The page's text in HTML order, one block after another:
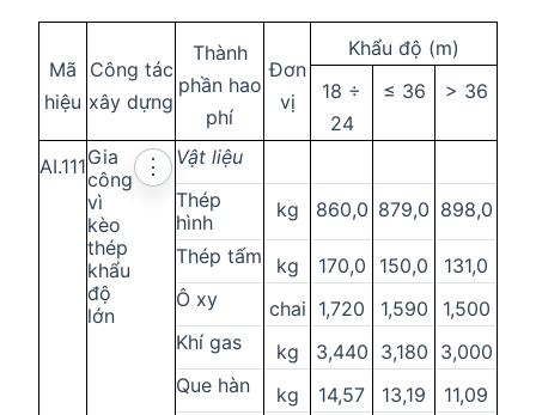
Mã
hiệu
Công tác
xây dựng
Thành
phần hao
phí
Đơn
vị
Khẩu độ (m)
18 ÷
24
≤ 36 > 36
AI.111Gia
công
vì
kèo
thép
khẩu
độ
lớn
⋮
Vật liệu
Thép
hình
kg 860,0 879,0 898,0
Thép tấm
kg 170,0 150,0
131,0
Ô xy
chai 1,720 1,590
1,500
Khí gas
kg 3,440 3,180 3,000
Que hàn
kg 14,57 13,19
11,09